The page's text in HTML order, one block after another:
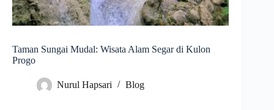
Taman Sungai Mudal: Wisata Alam Segar di Kulon
Progo
Nurul Hapsari Blog